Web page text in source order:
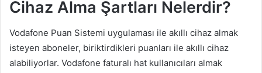
Cihaz Alma Şartları Nelerdir?
Vodafone Puan Sistemi uygulaması ile akıllı cihaz almak
isteyen aboneler, biriktirdikleri puanları ile akıllı cihaz
alabiliyorlar. Vodafone faturalı hat kullanıcıları almak